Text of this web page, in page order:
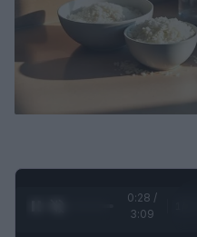
0:29 /
3:09